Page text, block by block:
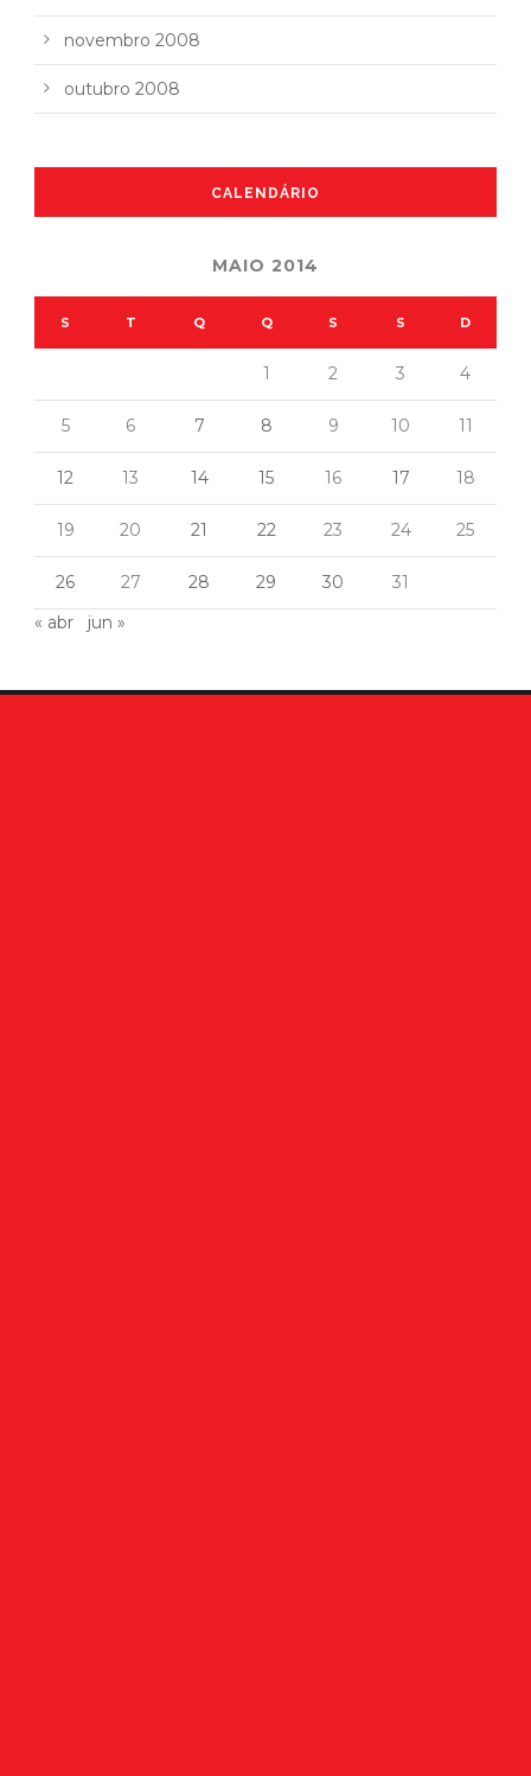
novembro 2008
outubro 2008
CALENDÁRIO
MAIO 2014
S T Q Q S S D
1 2 3 4
5 6 7 8 9 10 11
12 13 14 15 16 17 18
19 20 21 22 23 24 25
26 27 28 29 30
31
« abr
jun »